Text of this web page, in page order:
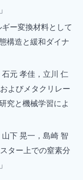
ー変換材料として
構造と緩和ダイナ
元 孝佳，立川 仁
よびメタクリレー
究と機械学習によ
下 晃一，島崎 智
ター上での窒素分